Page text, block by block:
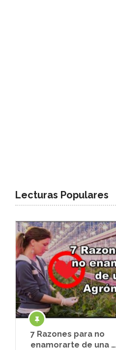
Lecturas Populares
7 Razones para no
enamorarte de una …